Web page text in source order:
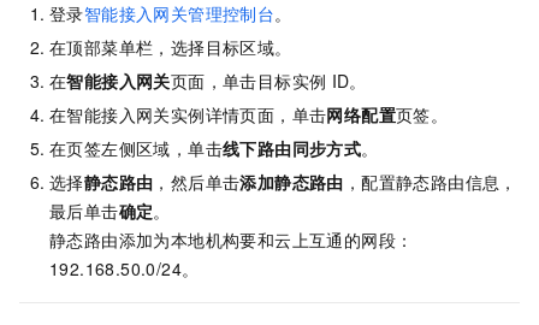
登录智能接入网关管理控制台。
在顶部菜单栏，选择目标区域。
在智能接入网关页面，单击目标实例 ID。
在智能接入网关实例详情页面，单击网络配置页签。
在页签左侧区域，单击线下路由同步方式。
选择静态路由 ，然后单击添加静态路由 ，配置静态路由信息，
最后单击确定。
静态路由添加为本地机构要和云上互通的网段：
192.168.50.0/24。